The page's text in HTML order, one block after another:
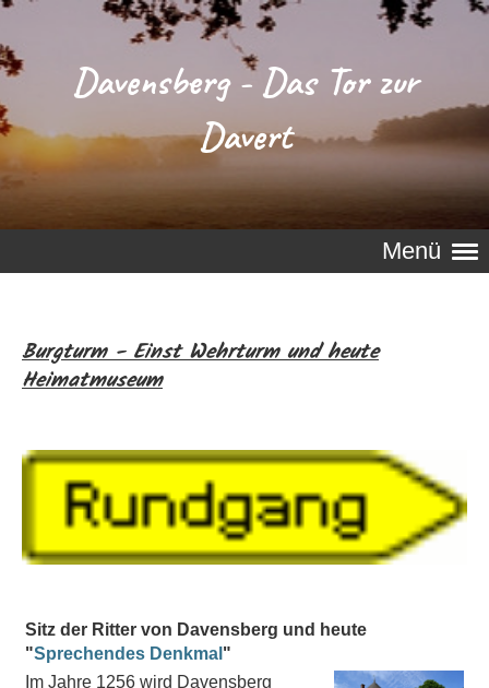
Davensberg - Das Tor zur
Davert
Menü
Burgturm - Einst Wehrturm und heute
Heimatmuseum
Sitz der Ritter von Davensberg und heute
"Sprechendes Denkmal "
Im Jahre 1256 wird Davensberg